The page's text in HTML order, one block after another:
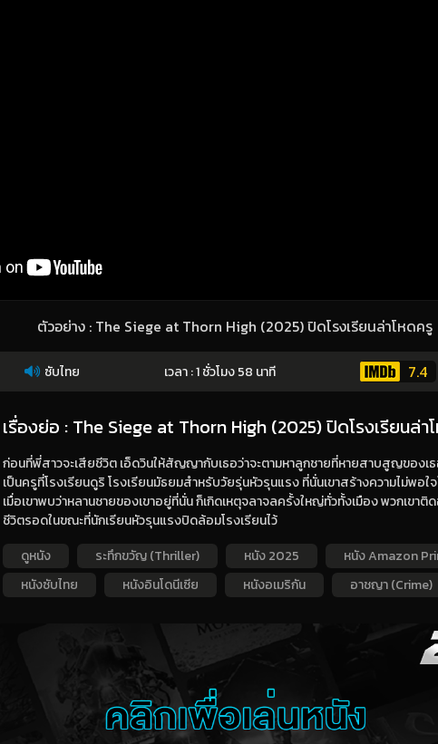
ตัวอย่าง : The Siege at Thorn High (2025) ปิดโรงเรียนล่าโหดครู
ซับไทย เวลา : 1 ชั่วโมง 58 นาที 7.4
เรื่องย่อ : The Siege at Thorn High (2025) ปิดโรงเรียนล่า
ก่อนที่พี่สาวจะเสียชีวิต เอ็ดวินให้สัญญากับเธอว่าจะตามหาลูกชายที่หายสาบสูญของเ
เป็นครูที่โรงเรียนดูริ โรงเรียนมัธยมสำหรับวัยรุ่นหัวรุนแรง ที่นั่นเขาสร้างความไม่พอ
เมื่อเขาพบว่าหลานชายของเขาอยู่ที่นั่น ก็เกิดเหตุจลาจลครั้งใหญ่ทั่วทั้งเมือง พวกเขาติ
ชีวิตรอดในขณะที่นักเรียนหัวรุนแรงปิดล้อมโรงเรียนไว้
ดูหนัง
ระทึกขวัญ (Thriller) หนัง 2025
หนัง Amazon
หนังซับไทย
หนังอินโดนีเซีย หนังอเมริกัน อาชญา (Crime)